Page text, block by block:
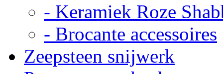
- Keramiek Roze
- Brocante accessoires
Zeepsteen snijwerk